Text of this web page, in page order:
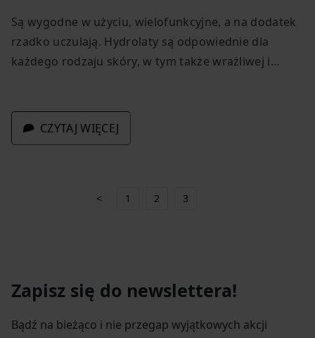
Są wygodne w użyciu, wielofunkcyjne, a na dodatek
rzadko uczulają. Hydrolaty są odpowiednie dla
każdego rodzaju skóry, w tym także wrażliwej i
pielęgnacji?
CZYTAJ WIĘCEJ
< 1 2 3
Zapisz się do newslettera!
Bądź na bieżąco i nie przegap wyjątkowych akcji